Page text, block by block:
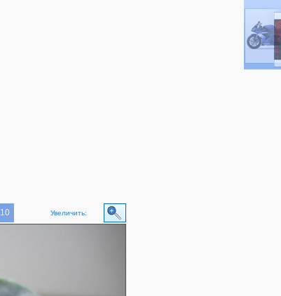
10 Увеличить: